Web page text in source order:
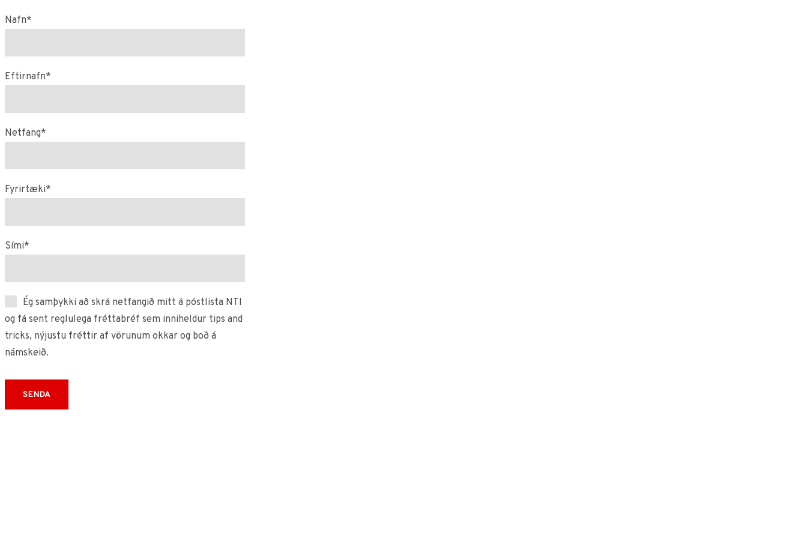
Nafn*
Eftirnafn*
Netfang*
Fyrirtæki*
Sími*
Ég samþykki að skrá netfangið mitt á póstlista NTI
og fá sent reglulega fréttabréf sem inniheldur tips and
tricks, nýjustu fréttir af vörunum okkar og boð á
námskeið.